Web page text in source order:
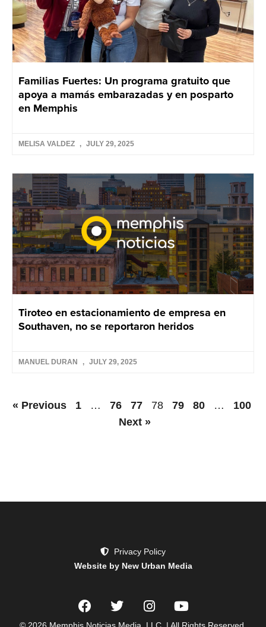
Familias Fuertes: Un programa gratuito que
apoya a mamás embarazadas y en posparto
en Memphis
MELISA VALDEZ JULY 29, 2025
Tiroteo en estacionamiento de empresa en
Southaven, no se reportaron heridos
MANUEL DURAN JULY 29, 2025
« Previous 1 … 76 77 78 79 80 …
100
Next »
Privacy Policy
Website by New Urban Media